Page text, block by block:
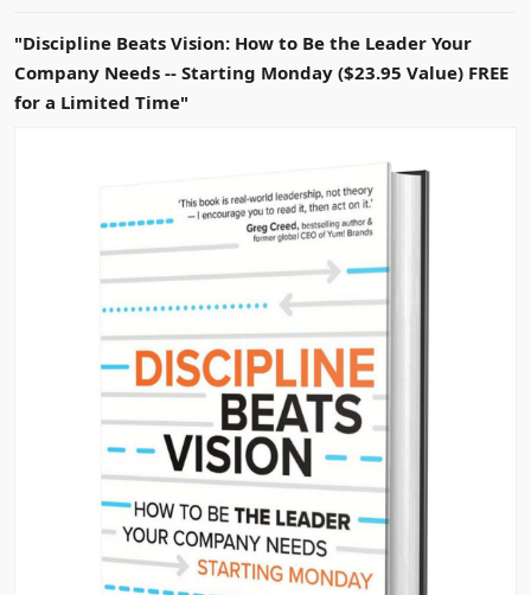
"Discipline Beats Vision: How to Be the Leader Your
Company Needs -- Starting Monday ($23.95 Value) FREE
for a Limited Time"